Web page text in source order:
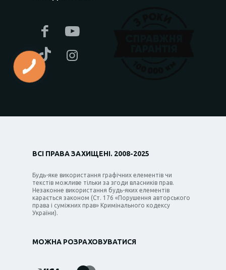
ВСІ ПРАВА ЗАХИЩЕНІ. 2008-2025
Будь-яке використання графічних елементів чи
текстів можливе тільки за згоди власників прав.
Незаконне використання будь-яких елементів
карається законом (Ст. 176 «Порушення авторського
права і суміжних прав» Кримінального кодексу
України).
МОЖНА РОЗРАХОВУВАТИСЯ